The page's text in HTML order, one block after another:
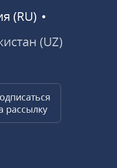
(RU)
(UZ)
рассылку